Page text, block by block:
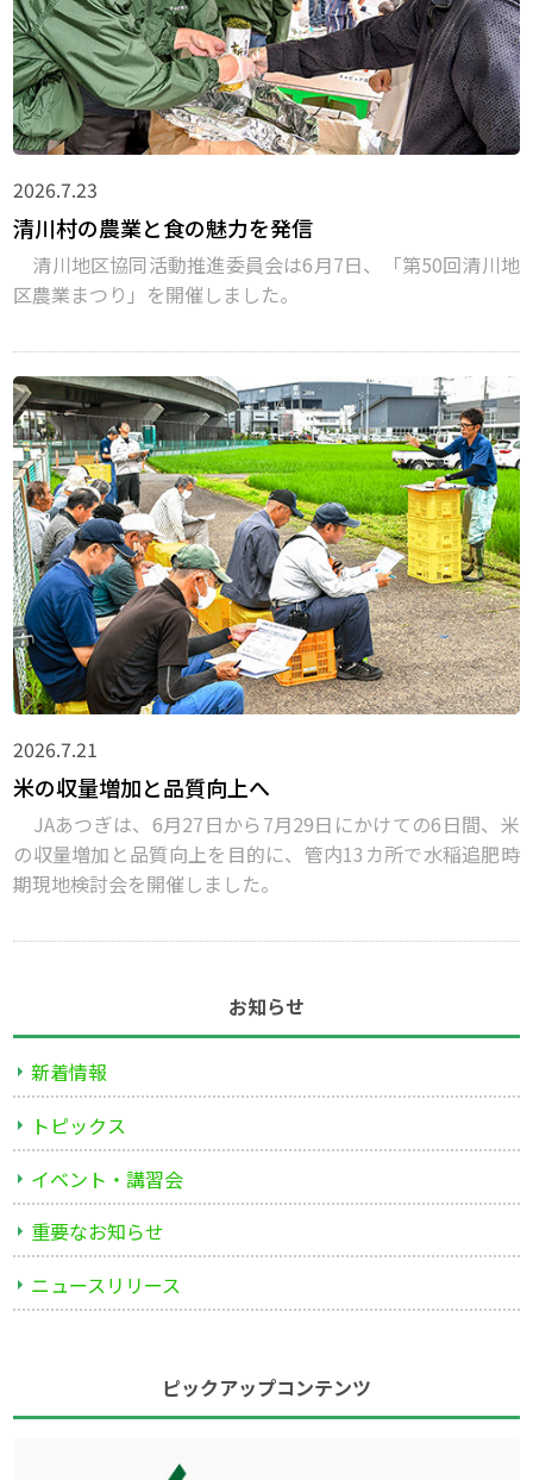
2026.7.23
清川村の農業と食の魅力を発信
清川地区協同活動推進委員会は6月7日、「第50回清川地
区農業まつり」を開催しました。
2026.7.21
米の収量増加と品質向上へ
JAあつぎは、6月27日から7月29日にかけての6日間、米
の収量増加と品質向上を目的に、管内13カ所で水稲追肥時
期現地検討会を開催しました。
お知らせ
新着情報
トピックス
イベント・講習会
重要なお知らせ
ニュースリリース
ピックアップコンテンツ